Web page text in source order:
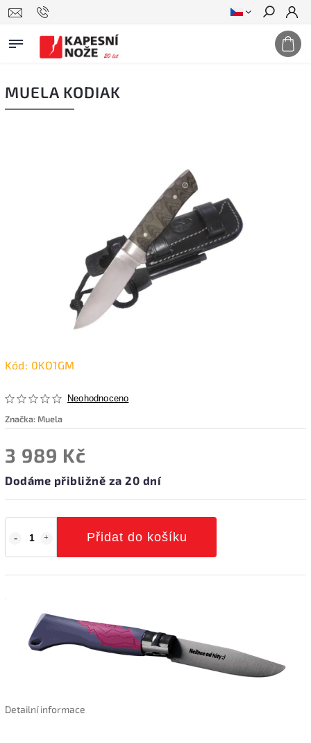
Hledat
MUELA KODIAK
Kód: 0KO1GM
Neohodnoceno
Značka: Muela
3 989 Kč
Dodáme přibližně za 20 dní
Přidat do košíku
Detailní informace